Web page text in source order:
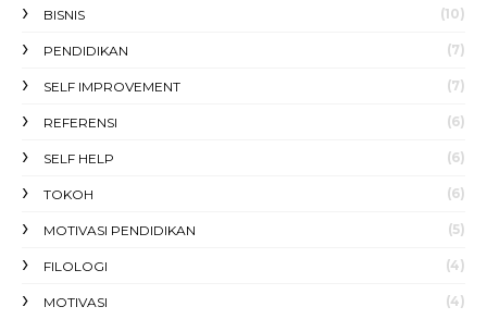
BISNIS (10)
PENDIDIKAN (7)
SELF IMPROVEMENT (7)
REFERENSI (6)
SELF HELP (6)
TOKOH (6)
MOTIVASI PENDIDIKAN (5)
FILOLOGI (4)
MOTIVASI (4)